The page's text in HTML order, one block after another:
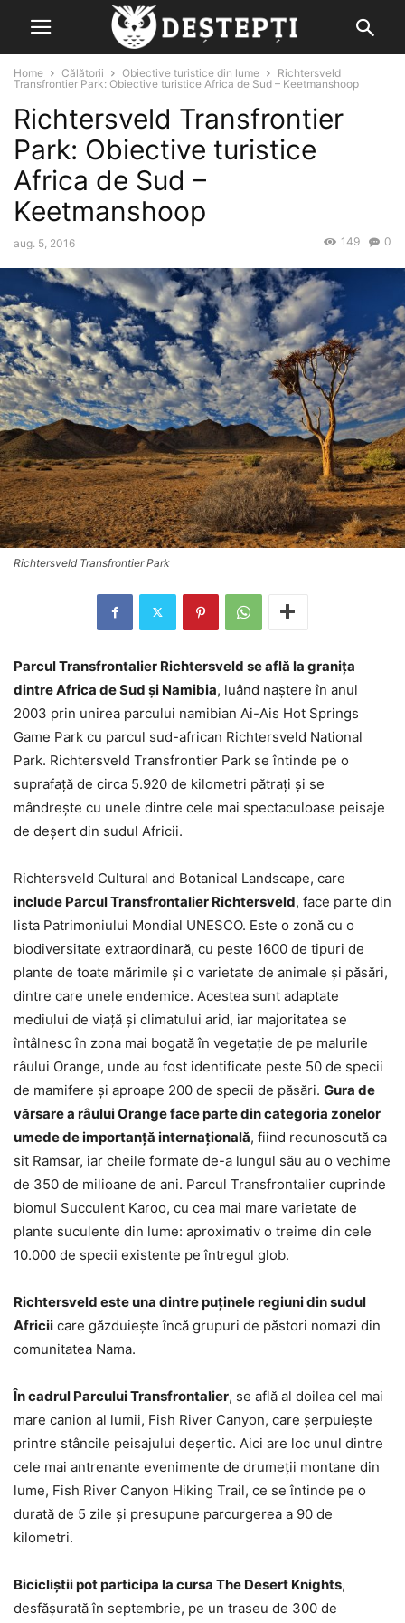
Home Călătorii Obiective turistice din lume
Richtersveld
Transfrontier Park: Obiective turistice Africa de Sud – Keetmanshoop
Richtersveld Transfrontier
Park: Obiective turistice
Africa de Sud –
Keetmanshoop
aug. 5, 2016 0
149
Richtersveld Transfrontier Park
Parcul Transfrontalier Richtersveld se află la graniţa
dintre Africa de Sud şi Namibia, luând naştere în anul
2003 prin unirea parcului namibian Ai-Ais Hot Springs
Game Park cu parcul sud-african Richtersveld National
Park. Richtersveld Transfrontier Park se întinde pe o
suprafaţă de circa 5.920 de kilometri pătraţi şi se
mândreşte cu unele dintre cele mai spectaculoase peisaje
de deşert din sudul Africii.
Richtersveld Cultural and Botanical Landscape, care
include Parcul Transfrontalier Richtersveld, face parte din
lista Patrimoniului Mondial UNESCO. Este o zonă cu o
biodiversitate extraordinară, cu peste 1600 de tipuri de
plante de toate mărimile şi o varietate de animale şi păsări,
dintre care unele endemice. Acestea sunt adaptate
mediului de viaţă şi climatului arid, iar majoritatea se
întâlnesc în zona mai bogată în vegetaţie de pe malurile
râului Orange, unde au fost identificate peste 50 de specii
de mamifere şi aproape 200 de specii de păsări. Gura de
vărsare a râului Orange face parte din categoria zonelor
umede de importanţă internaţională, fiind recunoscută ca
sit Ramsar, iar cheile formate de-a lungul său au o vechime
de 350 de milioane de ani. Parcul Transfrontalier cuprinde
biomul Succulent Karoo, cu cea mai mare varietate de
plante suculente din lume: aproximativ o treime din cele
10.000 de specii existente pe întregul glob.
Richtersveld este una dintre puţinele regiuni din sudul
Africii care găzduieşte încă grupuri de păstori nomazi din
comunitatea Nama.
În cadrul Parcului Transfrontalier, se află al doilea cel mai
mare canion al lumii, Fish River Canyon, care şerpuieşte
printre stâncile peisajului deşertic. Aici are loc unul dintre
cele mai antrenante evenimente de drumeţii montane din
lume, Fish River Canyon Hiking Trail, ce se întinde pe o
durată de 5 zile şi presupune parcurgerea a 90 de
kilometri.
Bicicliştii pot participa la cursa The Desert Knights,
desfăşurată în septembrie, pe un traseu de 300 de